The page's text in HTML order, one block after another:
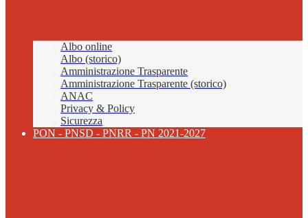
Albo online
Albo (storico)
Amministrazione Trasparente
Amministrazione Trasparente (storico)
ANAC
Privacy & Policy
Sicurezza
PON - PNSD - PNRR - PN 2021-2027